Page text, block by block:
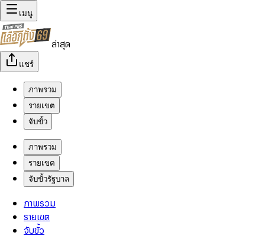
เมนู
ล่าสุด
แชร์
ภาพรวม
รายเขต
จับขั้ว
ภาพรวม
รายเขต
จับขั้วรัฐบาล
ภาพรวม
รายเขต
จับขั้ว